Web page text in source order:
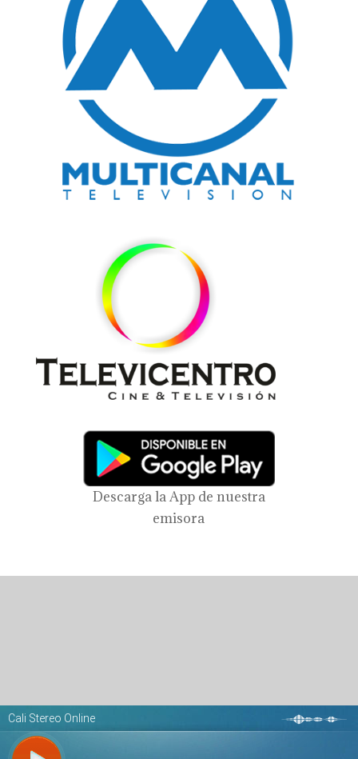
Descarga la App de nuestra
emisora